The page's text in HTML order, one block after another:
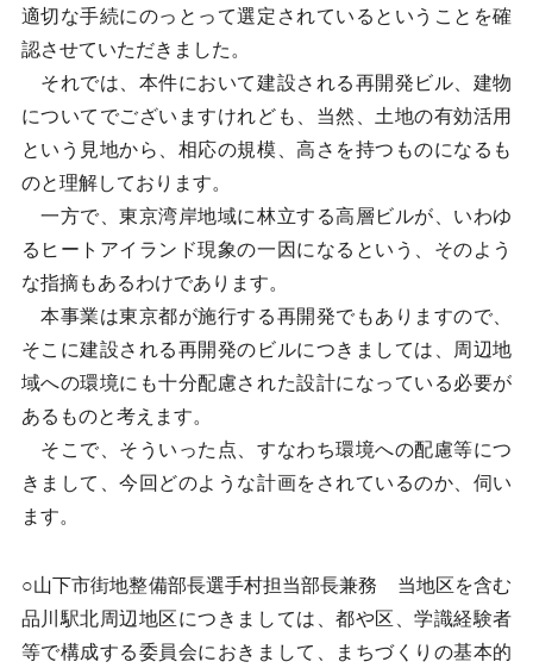
適切な手続にのっとって選定されているということを確
認させていただきました。
それでは、本件において建設される再開発ビル、建物
についてでございますけれども、当然、土地の有効活用
という見地から、相応の規模、高さを持つものになるも
のと理解しております。
一方で、東京湾岸地域に林立する高層ビルが、いわゆ
るヒートアイランド現象の一因になるという、そのよう
な指摘もあるわけであります。
本事業は東京都が施行する再開発でもありますので、
そこに建設される再開発のビルにつきましては、周辺地
域への環境にも十分配慮された設計になっている必要が
あるものと考えます。
そこで、そういった点、すなわち環境への配慮等につ
きまして、今回どのような計画をされているのか、伺い
ます。
○山下市街地整備部長選手村担当部長兼務 当地区を含む
品川駅北周辺地区につきましては、都や区、学識経験者
等で構成する委員会におきまして、まちづくりの基本的